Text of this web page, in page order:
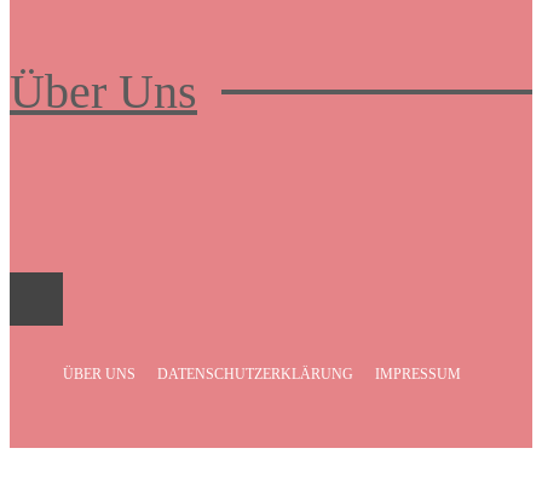
Über Uns
ÜBER UNS DATENSCHUTZERKLÄRUNG IMPRESSUM